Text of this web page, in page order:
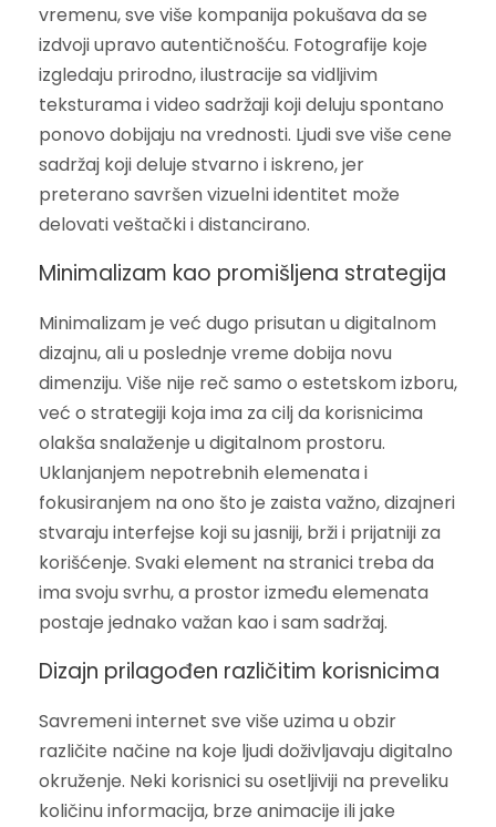
vremenu, sve više kompanija pokušava da se
izdvoji upravo autentičnošću. Fotografije koje
izgledaju prirodno, ilustracije sa vidljivim
teksturama i video sadržaji koji deluju spontano
ponovo dobijaju na vrednosti. Ljudi sve više cene
sadržaj koji deluje stvarno i iskreno, jer
preterano savršen vizuelni identitet može
delovati veštački i distancirano.
Minimalizam kao promišljena strategija
Minimalizam je već dugo prisutan u digitalnom
dizajnu, ali u poslednje vreme dobija novu
dimenziju. Više nije reč samo o estetskom izboru,
već o strategiji koja ima za cilj da korisnicima
olakša snalaženje u digitalnom prostoru.
Uklanjanjem nepotrebnih elemenata i
fokusiranjem na ono što je zaista važno, dizajneri
stvaraju interfejse koji su jasniji, brži i prijatniji za
korišćenje. Svaki element na stranici treba da
ima svoju svrhu, a prostor između elemenata
postaje jednako važan kao i sam sadržaj.
Dizajn prilagođen različitim korisnicima
Savremeni internet sve više uzima u obzir
različite načine na koje ljudi doživljavaju digitalno
okruženje. Neki korisnici su osetljiviji na preveliku
količinu informacija, brze animacije ili jake